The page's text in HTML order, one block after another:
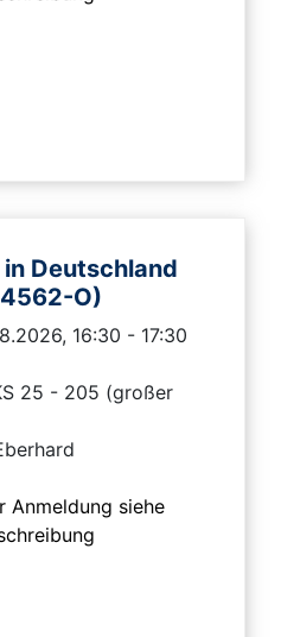
Deutschland
O)
16:30 - 17:30
25 - 205 (großer
Anmeldung siehe